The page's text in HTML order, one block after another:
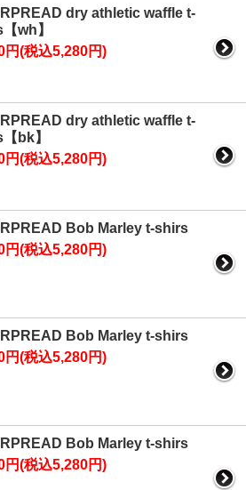
dry athletic waffle t-
wh】
円(税込5,280円)
dry athletic waffle t-
bk】
円(税込5,280円)
Bob Marley t-shirs
円(税込5,280円)
Bob Marley t-shirs
円(税込5,280円)
Bob Marley t-shirs
円(税込5,280円)